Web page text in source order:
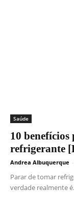
Saúde
10
refrigerante
Andrea Albuquerque -
Parar de tomar
verdade realmente